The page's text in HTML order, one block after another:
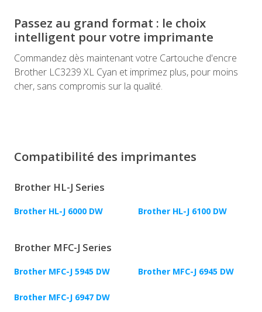
Passez au grand format : le choix
intelligent pour votre imprimante
Commandez dès maintenant votre Cartouche d'encre
Brother LC3239 XL Cyan et imprimez plus, pour moins
cher, sans compromis sur la qualité.
Compatibilité des imprimantes
Brother HL-J Series
Brother HL-J 6000 DW Brother HL-J 6100 DW
Brother MFC-J Series
Brother MFC-J 5945 DW Brother MFC-J 6945 DW
Brother MFC-J 6947 DW